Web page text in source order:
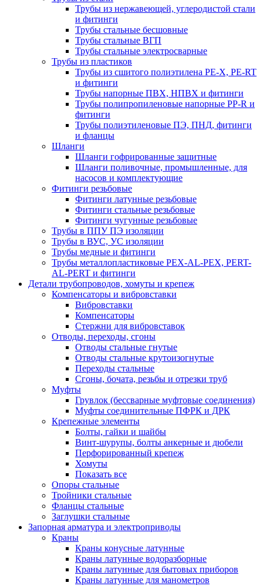
Трубы из нержавеющей, углеродистой стали
и фитинги
Трубы стальные бесшовные
Трубы стальные ВГП
Трубы стальные электросварные
Трубы из пластиков
Трубы из сшитого полиэтилена PE-X, PE-RT
и фитинги
Трубы напорные ПВХ, НПВХ и фитинги
Трубы полипропиленовые напорные PP-R и
фитинги
Трубы полиэтиленовые ПЭ, ПНД, фитинги
и фланцы
Шланги
Шланги гофрированные защитные
Шланги поливочные, промышленные, для
насосов и комплектующие
Фитинги резьбовые
Фитинги латунные резьбовые
Фитинги стальные резьбовые
Фитинги чугунные резьбовые
Трубы в ППУ ПЭ изоляции
Трубы в ВУС, УС изоляции
Трубы медные и фитинги
Трубы металлопластиковые PEX-AL-PEX, PERT-
AL-PERT и фитинги
Детали трубопроводов, хомуты и крепеж
Компенсаторы и вибровставки
Вибровставки
Компенсаторы
Стержни для вибровставок
Отводы, переходы, сгоны
Отводы стальные гнутые
Отводы стальные крутоизогнутые
Переходы стальные
Сгоны, бочата, резьбы и отрезки труб
Муфты
Грувлок (бессварные муфтовые соединения)
Муфты соединительные ПФРК и ДРК
Крепежные элементы
Болты, гайки и шайбы
Винт-шурупы, болты анкерные и дюбели
Перфорированный крепеж
Хомуты
Показать все
Опоры стальные
Тройники стальные
Фланцы стальные
Заглушки стальные
Запорная арматура и электроприводы
Краны
Краны конусные латунные
Краны латунные водоразборные
Краны латунные для бытовых приборов
Краны латунные для манометров